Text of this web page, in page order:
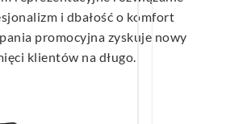
i dbałość o komfort
promocyjna zyskuje nowy
klientów na długo.